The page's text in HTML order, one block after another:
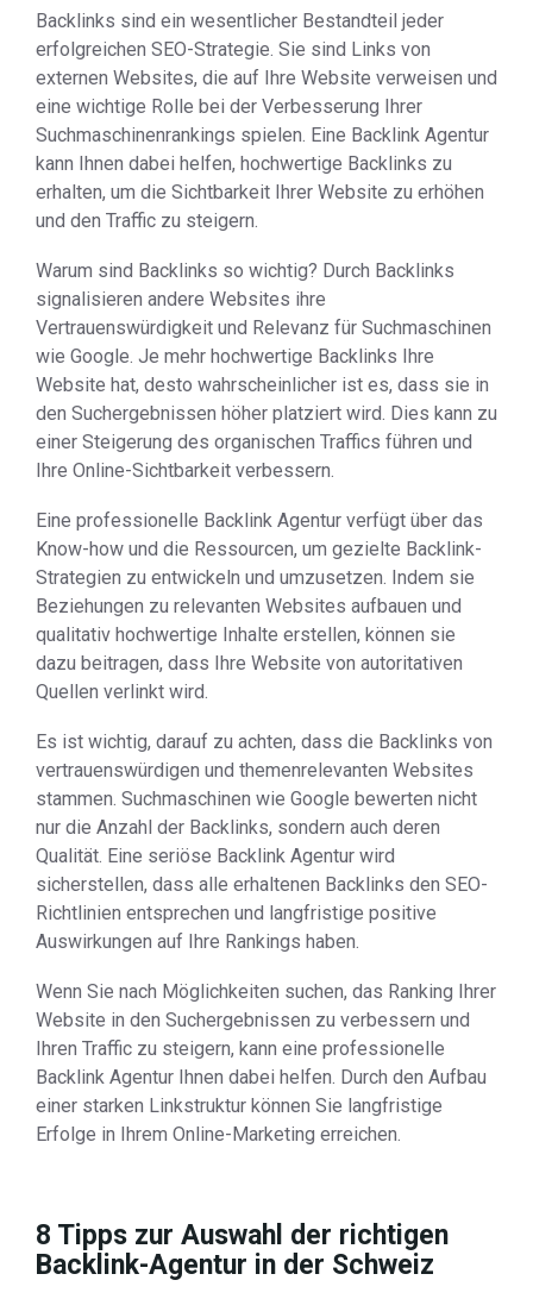
Backlinks sind ein wesentlicher Bestandteil jeder
erfolgreichen SEO-Strategie. Sie sind Links von
externen Websites, die auf Ihre Website verweisen und
eine wichtige Rolle bei der Verbesserung Ihrer
Suchmaschinenrankings spielen. Eine Backlink Agentur
kann Ihnen dabei helfen, hochwertige Backlinks zu
erhalten, um die Sichtbarkeit Ihrer Website zu erhöhen
und den Traffic zu steigern.
Warum sind Backlinks so wichtig? Durch Backlinks
signalisieren andere Websites ihre
Vertrauenswürdigkeit und Relevanz für Suchmaschinen
wie Google. Je mehr hochwertige Backlinks Ihre
Website hat, desto wahrscheinlicher ist es, dass sie in
den Suchergebnissen höher platziert wird. Dies kann zu
einer Steigerung des organischen Traffics führen und
Ihre Online-Sichtbarkeit verbessern.
Eine professionelle Backlink Agentur verfügt über das
Know-how und die Ressourcen, um gezielte Backlink-
Strategien zu entwickeln und umzusetzen. Indem sie
Beziehungen zu relevanten Websites aufbauen und
qualitativ hochwertige Inhalte erstellen, können sie
dazu beitragen, dass Ihre Website von autoritativen
Quellen verlinkt wird.
Es ist wichtig, darauf zu achten, dass die Backlinks von
vertrauenswürdigen und themenrelevanten Websites
stammen. Suchmaschinen wie Google bewerten nicht
nur die Anzahl der Backlinks, sondern auch deren
Qualität. Eine seriöse Backlink Agentur wird
sicherstellen, dass alle erhaltenen Backlinks den SEO-
Richtlinien entsprechen und langfristige positive
Auswirkungen auf Ihre Rankings haben.
Wenn Sie nach Möglichkeiten suchen, das Ranking Ihrer
Website in den Suchergebnissen zu verbessern und
Ihren Traffic zu steigern, kann eine professionelle
Backlink Agentur Ihnen dabei helfen. Durch den Aufbau
einer starken Linkstruktur können Sie langfristige
Erfolge in Ihrem Online-Marketing erreichen.
8 Tipps zur Auswahl der richtigen
Backlink-Agentur in der Schweiz